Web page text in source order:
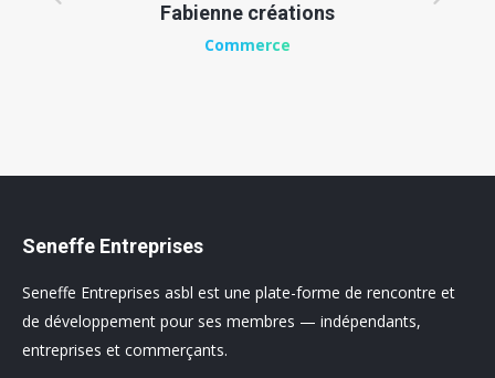
Fabienne créations
Commerce
Seneffe Entreprises
Seneffe Entreprises asbl est une plate-forme de rencontre et
de développement pour ses membres — indépendants,
entreprises et commerçants.